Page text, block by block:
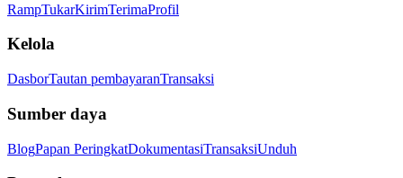
RampTukarKirimTerimaProfil
Kelola
DasborTautan pembayaranTransaksi
Sumber daya
BlogPapan PeringkatDokumentasiTransaksiUnduh